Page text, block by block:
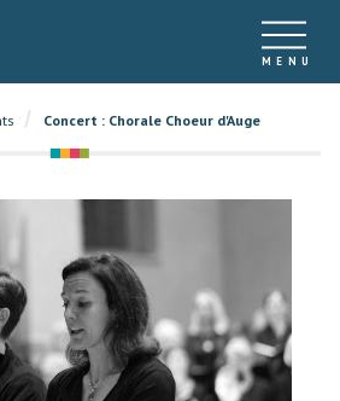
Concert : Chorale Choeur d'Auge